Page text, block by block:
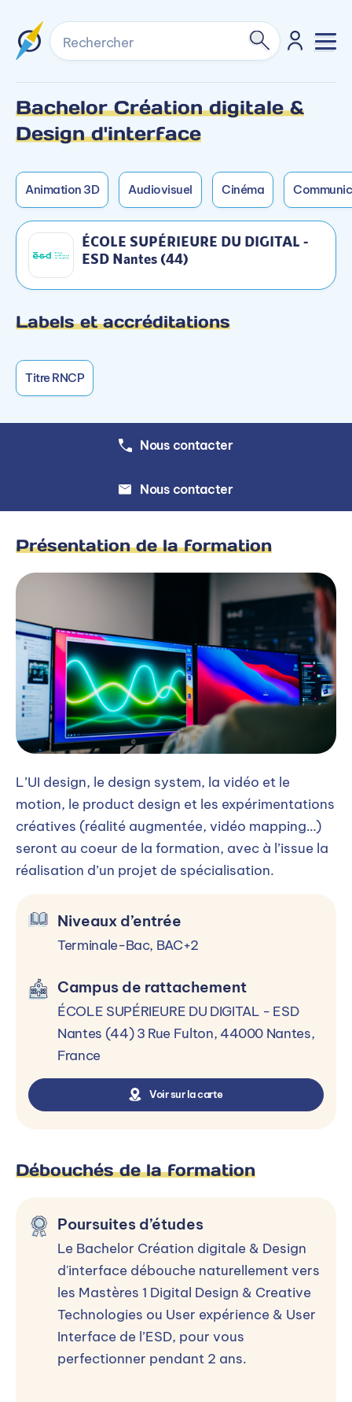
Rechercher
Bachelor Création digitale &
Design d'interface
Animation 3D Audiovisuel Cinéma
ÉCOLE SUPÉRIEURE DU DIGITAL -
ESD Nantes (44)
Labels et accréditations
Titre RNCP
Nous contacter
Nous contacter
Présentation de la formation
L’UI design, le design system, la vidéo et le
motion, le product design et les expérimentations
créatives (réalité augmentée, vidéo mapping…)
seront au coeur de la formation, avec à l’issue la
réalisation d’un projet de spécialisation.
Niveaux d’entrée
Terminale-Bac, BAC+2
Campus de rattachement
ÉCOLE SUPÉRIEURE DU DIGITAL - ESD
Nantes (44) 3 Rue Fulton, 44000 Nantes,
France
Voir sur la carte
Débouchés de la formation
Poursuites d’études
Le Bachelor Création digitale & Design
d'interface débouche naturellement vers
les Mastères 1 Digital Design & Creative
Technologies ou User expérience & User
Interface de l’ESD, pour vous
perfectionner pendant 2 ans.
Formation non dispensée en initial sur ce
campus.
Formation non dispensée en alternance sur ce
campus.